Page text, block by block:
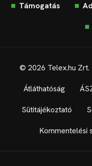
Támogatás
© 2026 Telex.hu Zrt.
Átláthatóság
Sütitájékoztató
Kommentelési